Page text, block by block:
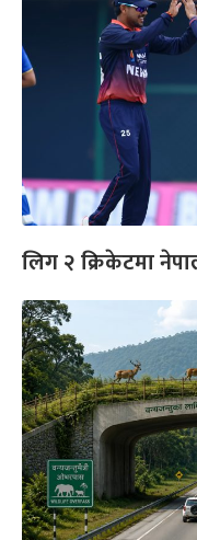
लिग २ क्रिकेटमा